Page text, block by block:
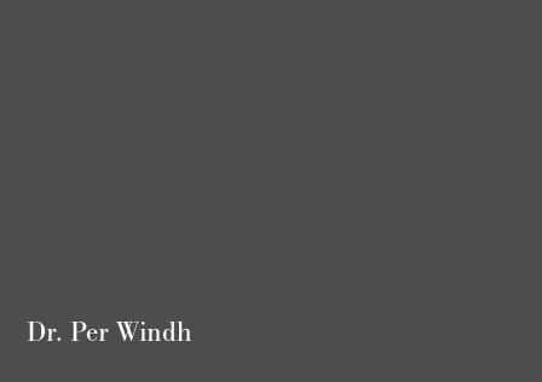
Dr. Per Windh